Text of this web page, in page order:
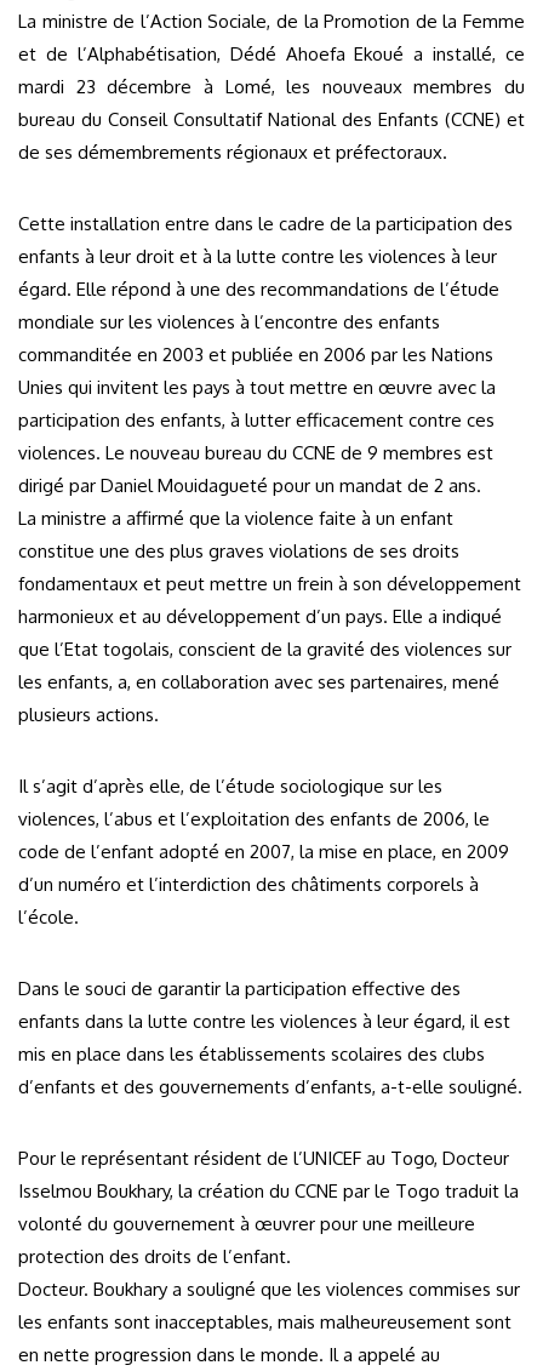
La ministre de l’Action Sociale, de la Promotion de la Femme
et de l’Alphabétisation, Dédé Ahoefa Ekoué a installé, ce
mardi 23 décembre à Lomé, les nouveaux membres du
bureau du Conseil Consultatif National des Enfants (CCNE) et
de ses démembrements régionaux et préfectoraux.
Cette installation entre dans le cadre de la participation des
enfants à leur droit et à la lutte contre les violences à leur
égard. Elle répond à une des recommandations de l’étude
mondiale sur les violences à l’encontre des enfants
commanditée en 2003 et publiée en 2006 par les Nations
Unies qui invitent les pays à tout mettre en œuvre avec la
participation des enfants, à lutter efficacement contre ces
violences. Le nouveau bureau du CCNE de 9 membres est
dirigé par Daniel Mouidagueté pour un mandat de 2 ans.
La ministre a affirmé que la violence faite à un enfant
constitue une des plus graves violations de ses droits
fondamentaux et peut mettre un frein à son développement
harmonieux et au développement d’un pays. Elle a indiqué
que l’Etat togolais, conscient de la gravité des violences sur
les enfants, a, en collaboration avec ses partenaires, mené
plusieurs actions.
Il s’agit d’après elle, de l’étude sociologique sur les
violences, l’abus et l’exploitation des enfants de 2006, le
code de l’enfant adopté en 2007, la mise en place, en 2009
d’un numéro et l’interdiction des châtiments corporels à
l’école.
Dans le souci de garantir la participation effective des
enfants dans la lutte contre les violences à leur égard, il est
mis en place dans les établissements scolaires des clubs
d’enfants et des gouvernements d’enfants, a-t-elle souligné.
Pour le représentant résident de l’UNICEF au Togo, Docteur
Isselmou Boukhary, la création du CCNE par le Togo traduit la
volonté du gouvernement à œuvrer pour une meilleure
protection des droits de l’enfant.
Docteur. Boukhary a souligné que les violences commises sur
les enfants sont inacceptables, mais malheureusement sont
en nette progression dans le monde. Il a appelé au